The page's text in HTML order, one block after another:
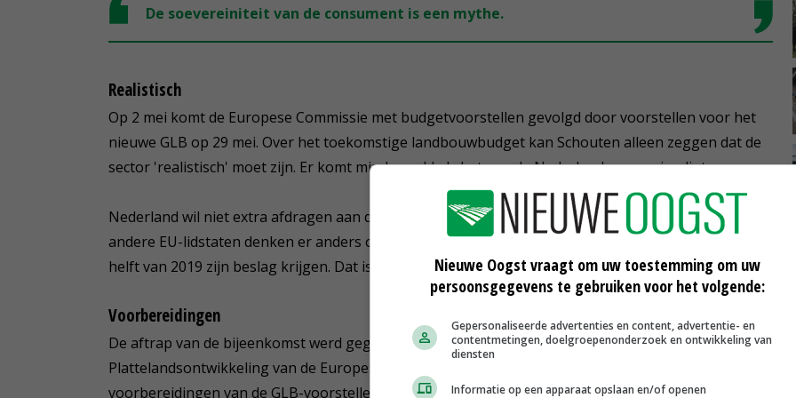
De soevereiniteit van de consument is een mythe.
Realistisch
Op 2 mei komt de Europese Commissie met budgetvoorstellen gevolgd door voorstellen voor het
nieuwe GLB op 29 mei. Over het toekomstige landbouwbudget kan Schouten alleen zeggen dat de
sector 'realistisch' moet zijn. Er komt minder geld als het aan de Nederlandse regering ligt.
Nederland wil niet extra afdragen aan de EU om het gat dat de Brexit achterlaat te dichten. Veel
andere EU-lidstaten denken er anders over, maar die discussie zal waarschijnlijk pas in de tweede
helft van 2019 zijn beslag krijgen. Dat is na de Europese Verkiezingen van mei 2019.
Voorbereidingen
De aftrap van de bijeenkomst werd gegeven door Gijs Schilthuis, directeur-generaal Landbouw en
Plattelandsontwikkeling van de Europese Commissie. Hij zei dat zijn DG AGRI druk bezig is met de
voorbereidingen van de GLB-voorstellen. De lidstaten krijgen meer ruimte om voor eigen invulling
Nieuwe Oogst vraagt om uw toestemming om uw
persoonsgegevens te gebruiken voor het volgende:
Gepersonaliseerde advertenties en content, advertentie- en
contentmetingen, doelgroepenonderzoek en ontwikkeling van
diensten
Informatie op een apparaat opslaan en/of openen